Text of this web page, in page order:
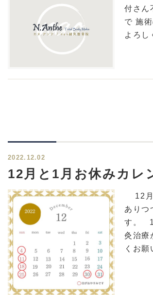
付さん
で 施
よろし
2022.12.02
12月と1月お休みカレ
12月
ありつ
す。
灸治療
くお